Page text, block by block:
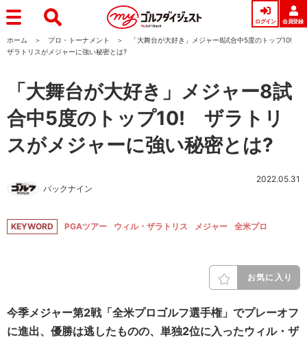
ログイン 会員登録
ホーム プロ・トーナメント
「大舞台が大好き」メジャー8試合中5度のトップ10!
ザラトリスがメジャーに強い秘密とは?
「大舞台が大好き」メジャー8試
合中5度のトップ10! ザラトリ
スがメジャーに強い秘密とは?
バックナイン
2022.05.31
KEYWORD PGAツアー ウィル・ザラトリス メジャー 全米プロ
お気に入り
今季メジャー第2戦「全米プロゴルフ選手権」でプレーオフ
に進出、優勝は逃したものの、単独2位に入ったウィル・ザ